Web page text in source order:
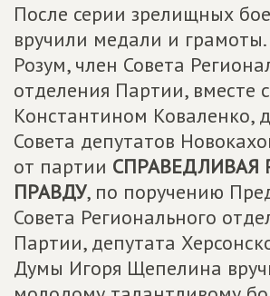
После серии зрелищных
вручили медали и
Розум, член Совета
отделения Партии, вместе с
Константином Коваленко,
Совета депутатов
от партии СПРАВЕДЛИВАЯ
ПРАВДУ, по поручению
Совета Регионального
Партии, депутата
Думы Игоря Щепелина